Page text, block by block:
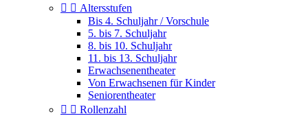
  Altersstufen
Bis 4. Schuljahr / Vorschule
5. bis 7. Schuljahr
8. bis 10. Schuljahr
11. bis 13. Schuljahr
Erwachsenentheater
Von Erwachsenen für Kinder
Seniorentheater
  Rollenzahl